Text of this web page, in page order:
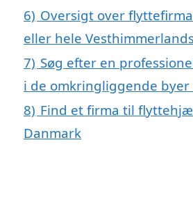
6) Oversigt over
eller hele
7) Søg efter en
i de omkringliggende byer
8) Find et firma til
Danmark